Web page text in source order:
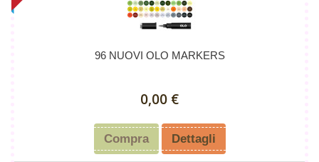
96 NUOVI OLO MARKERS
0,00 €
Compra Dettagli